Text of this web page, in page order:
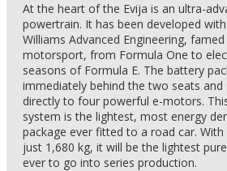
At the heart of the Evija is an ultra-
powertrain. It has been developed
Williams Advanced Engineering,
motorsport, from Formula One to
seasons of Formula E. The battery
immediately behind the two seats and
directly to four powerful e-motors.
system is the lightest, most energy
package ever fitted to a road car.
just 1,680 kg, it will be the lightest
ever to go into series production.